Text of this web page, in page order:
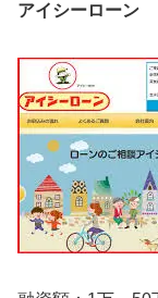
アイシーローン